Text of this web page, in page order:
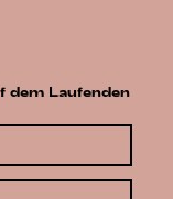
dem Laufenden